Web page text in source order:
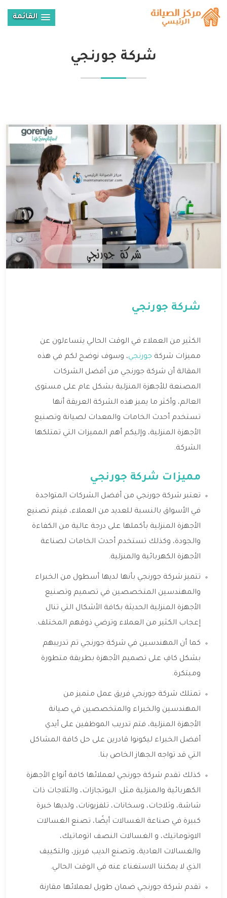
القائمة
شركة جورنجي
شركة جورنجي
الكثير من العملاء في الوقت الحالي يتساءلون عن
مميزات شركة جورنجي، وسوف نوضح لكم في هذه
المقالة أن شركة جورنجي من أفضل الشركات
المصنعة للأجهزة المنزلية بشكل عام على مستوى
العالم، وأكثر ما يميز هذه الشركة العريقة أنها
تستخدم أحدث الخامات والمعدات لصيانة وتصنيع
الأجهزة المنزلية، وإليكم أهم المميزات التي تمتلكها
الشركة.
مميزات شركة جورنجي
تعتبر شركة جورنجي من أفضل الشركات المتواجدة
في الأسواق بالنسبة للعديد من العملاء، فيتم تصنيع
الأجهزة المنزلية بأكملها على درجة عالية من الكفاءة
والجودة، وكذلك تستخدم أحدث الخامات لصناعة
الأجهزة الكهربائية والمنزلية.
تتميز شركة جورنجي بأنها لديها أسطول من الخبراء
والمهندسين المتخصصين في تصميم وتصنيع
الأجهزة المنزلية الحديثة بكافة الأشكال التي تنال
إعجاب الكثير من العملاء وترضي ذوقهم المختلف.
كما أن المهندسين في شركة جورنجي تم تدريبهم
بشكل كافِ على تصميم الأجهزة بطريقة متطورة
ومبتكرة.
تمتلك شركة جورنجي فريق عمل متميز من
المهندسين والخبراء والمتخصصين في صيانة
الأجهزة المنزلية، فتم تدريب الموظفين على أيدي
أفضل الخبراء ليكونوا قادرين على حل كافة المشاكل
التي قد تواجه الجهاز الخاص بنا.
كذلك تقدم شركة جورنجي لعملائها كافة أنواع الأجهزة
الكهربائية والمنزلية مثل: البوتجازات، والثلاجات ذات
شاشة، وثلاجات، وسخانات، تلفزيونات، ولديها خبرة
كبيرة في صناعة الغسالات أيضًا، تصنع الغسالات
الاوتوماتيك، و الغسالات النصف اتوماتيك،
والغسالات العادية، وتصنع الديب فريزر، والتكييف
الذي لا يمكننا الاستغناء عنه في الوقت الحالي.
تقدم شركة جورنجي ضمان طويل لعملائها مقارنة